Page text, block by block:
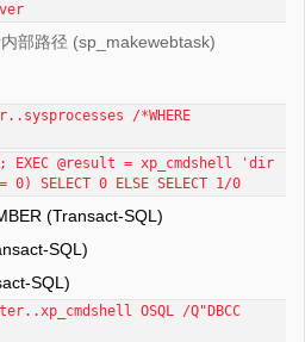
部路径 (sp_makewebtask)
/*WHERE
EXEC @result = xp_cmdshell 'dir
SELECT 0 ELSE SELECT 1/0
(Transact-SQL)
SQL)
SQL)
OSQL /Q"DBCC